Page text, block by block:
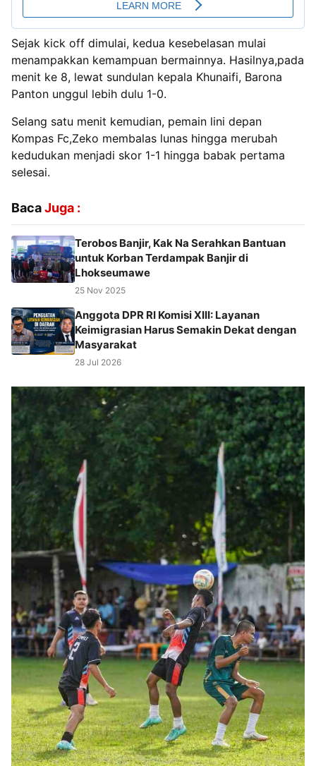
Sejak kick off dimulai, kedua kesebelasan mulai
menampakkan kemampuan bermainnya. Hasilnya,pada
menit ke 8, lewat sundulan kepala Khunaifi, Barona
Panton unggul lebih dulu 1-0.
Selang satu menit kemudian, pemain lini depan
Kompas Fc,Zeko membalas lunas hingga merubah
kedudukan menjadi skor 1-1 hingga babak pertama
selesai.
BacaJuga :
Terobos Banjir, Kak Na Serahkan Bantuan
untuk Korban Terdampak Banjir di
Lhokseumawe
25 Nov 2025
Anggota DPR RI Komisi XIII: Layanan
Keimigrasian Harus Semakin Dekat dengan
Masyarakat
28 Jul 2026